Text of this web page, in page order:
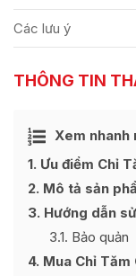
Các lưu ý
THÔNG TIN
Xem nhanh
1 Ưu điểm Chỉ
2 Mô tả sản
3 Hướng dẫn
3.1 Bảo quản
4 Mua Chỉ Tăm